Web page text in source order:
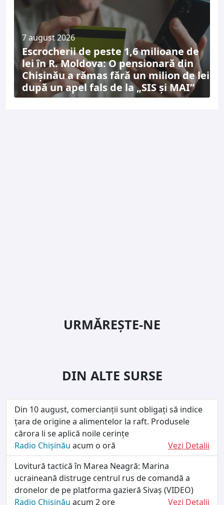
7 august 2026
Escrocherii de peste 1,6 milioane de
lei în R. Moldova: O pensionară din
Chișinău a rămas fără un milion de lei
după un apel fals de la „SIS și MAI”
URMĂREȘTE-NE
DIN ALTE SURSE
Din 10 august, comercianții sunt obligați să indice
țara de origine a alimentelor la raft. Produsele
cărora li se aplică noile cerințe
Radio Chișinău acum o oră
Vezi Detalii
Lovitură tactică în Marea Neagră: Marina
ucraineană distruge centrul rus de comandă a
dronelor de pe platforma gazieră Sivaș (VIDEO)
Radio Chișinău acum 2 ore
Vezi Detalii